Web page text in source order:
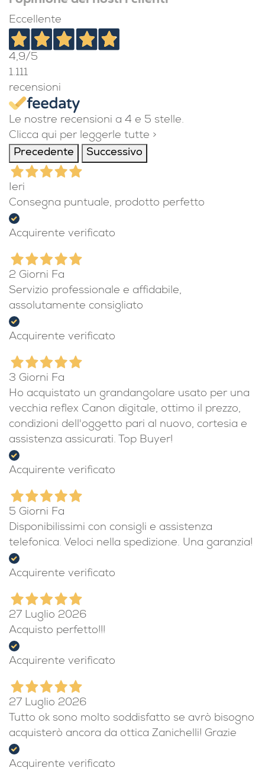
Eccellente
4,9/5
1.111
recensioni
Le nostre recensioni a 4 e 5 stelle.
Clicca qui per leggerle tutte >
Precedente
Successivo
Ieri
Consegna puntuale, prodotto perfetto
Acquirente verificato
2 Giorni Fa
Servizio professionale e affidabile,
assolutamente consigliato
Acquirente verificato
3 Giorni Fa
Ho acquistato un grandangolare usato per una
vecchia reflex Canon digitale, ottimo il prezzo,
condizioni dell'oggetto pari al nuovo, cortesia e
assistenza assicurati. Top Buyer!
Acquirente verificato
5 Giorni Fa
Disponibilissimi con consigli e assistenza
telefonica. Veloci nella spedizione. Una garanzia!
Acquirente verificato
27 Luglio 2026
Acquisto perfetto!!!
Acquirente verificato
27 Luglio 2026
Tutto ok sono molto soddisfatto se avrò bisogno
acquisterò ancora da ottica Zanichelli! Grazie
Acquirente verificato